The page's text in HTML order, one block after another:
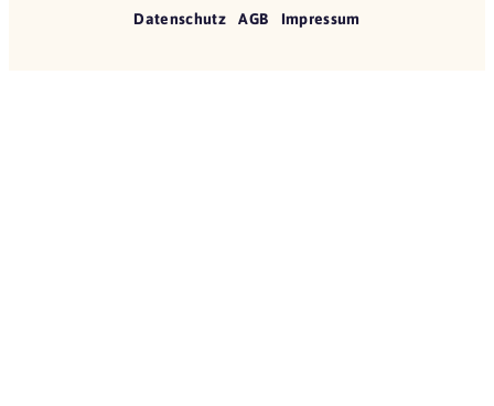
Datenschutz AGB Impressum